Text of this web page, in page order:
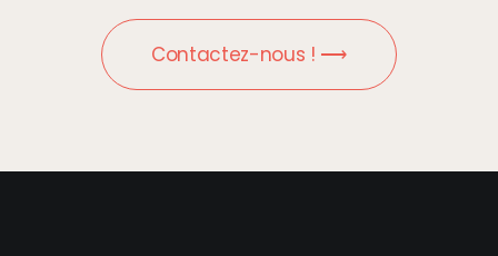
Contactez-nous ! ⟶